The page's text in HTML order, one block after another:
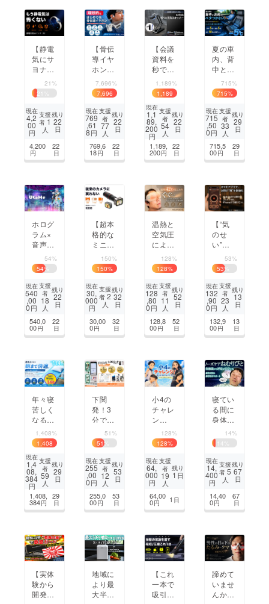
【静電
気にサ
ヨナ
ラ】高
性能AI
チップ
で0.1
秒瞬間
除電！
防止バ
ンド｜
21%
21
現在
4,2
00
円
支援
者1
人
残り
22
日
4,200
円
22
日
【骨伝
導イヤ
ホンの
決定
版】
「なが
ら聴
き」で
あらゆ
るアク
ティブ
シーン
に。
7,696%
7,696
%
現在
769
,61
8円
支援
者
77
人
残り
22
日
769,6
18円
22
日
【会議
資料を
秒で
データ
化！】
A3対応
折りた
たみス
キャ
ナー
1,189%
1,189
%
現在
1,1
89,
200
円
支援
者
54
人
残り
22
日
1,189,
200円
22
日
夏の車
内、背
中とお
尻のム
レから
解放10
個の
クール
ファン
が空気
を循環
ブリー
715%
715%
現在
715
,50
0円
支援
者
33
人
残り
29
日
715,5
00円
29
日
ホログ
ラム×
音声対
話｜歌
で癒し
を届け
る「Ut
aMe
（うた
開発プ
ロジェ
54%
54%
現在
540
,00
0円
支援
者
18
人
残り
22
日
540,0
00円
22
日
【超本
格的な
ミニカ
メラ】
望遠
ズーム
レンズ
付属で
本格的
と撮影
距離を
150%
150%
現在
30,
000
円
支援
者2
人
残り
32
日
30,00
0円
32
日
温熱と
空気圧
による
人の手
のよう
な加圧
で眼精
疲労に
プロの
NEUR
OEYE
128%
128%
現在
128
,80
0円
支援
者
11
人
残り
52
日
128,8
00円
52
日
【“気
のせ
い”を
数値で
可視
化】空
間分析
アプリ
「す
チ」をi
Phone
53%
53%
現在
132
,90
0円
支援
者
23
人
残り
13
日
132,9
00円
13
日
年々寝
苦しく
なる日
本の夏
の夜に
冷却革
命！直
冷えだ
から朝
まで快
適。水
冷式冷
1,408%
1,408
%
現在
1,4
08,
384
円
支援
者
59
人
残り
29
日
1,408,
384円
29
日
下関
発！3
分で着
せ替え
スマホ
ケース
自販機
「LOC
O-P
ピー）」
誕生
51%
51%
現在
255
,00
0円
支援
者
12
人
残り
53
日
255,0
00円
53
日
小4の
チャレ
ン
ジ！〜
命を助
けるお
手伝い
をした
い〜
128%
128%
現在
64,
000
円
支援
者
19
人
残り
1 日
64,00
0円 1 日
寝てい
る間に
身体に
悪影響
を及ぼ
す「い
びき」
への対
策のご
ノーズ
ケアね
14%
14
現在
14,
400
円
支援
者5
人
残り
67
日
14,40
0円
67
日
【実体
験から
開発】
地域に
より最
大半額
【これ
一本で
吸引か
諦めて
いませ
んか？